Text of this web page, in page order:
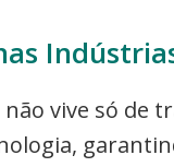
vive só de